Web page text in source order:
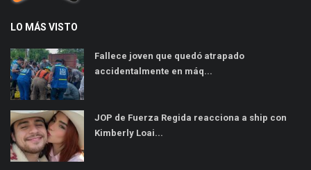
LO MÁS VISTO
Fallece joven que quedó atrapado
accidentalmente en máq...
JOP de Fuerza Regida reacciona a ship con
Kimberly Loai...